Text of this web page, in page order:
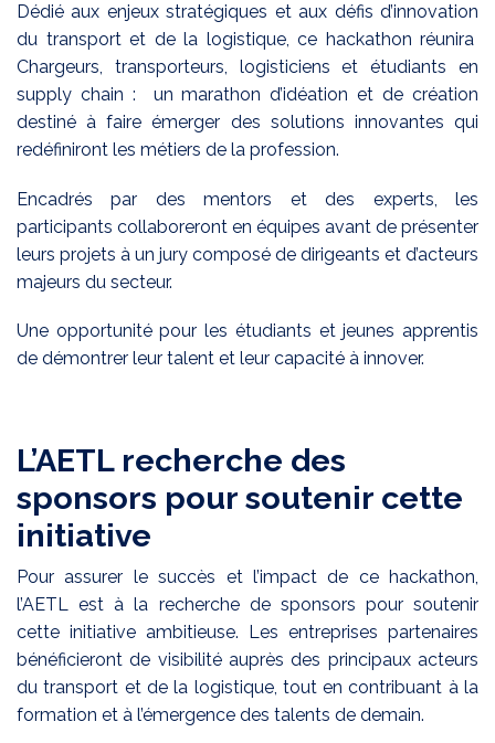
Dédié aux enjeux stratégiques et aux défis d’innovation
du transport et de la logistique, ce hackathon réunira
Chargeurs, transporteurs, logisticiens et étudiants en
supply chain : un marathon d’idéation et de création
destiné à faire émerger des solutions innovantes qui
redéfiniront les métiers de la profession.
Encadrés par des mentors et des experts, les
participants collaboreront en équipes avant de présenter
leurs projets à un jury composé de dirigeants et d’acteurs
majeurs du secteur.
Une opportunité pour les étudiants et jeunes apprentis
de démontrer leur talent et leur capacité à innover.
L’AETL recherche des
sponsors pour soutenir cette
initiative
Pour assurer le succès et l’impact de ce hackathon,
l’AETL est à la recherche de sponsors pour soutenir
cette initiative ambitieuse. Les entreprises partenaires
bénéficieront de visibilité auprès des principaux acteurs
du transport et de la logistique, tout en contribuant à la
formation et à l’émergence des talents de demain.